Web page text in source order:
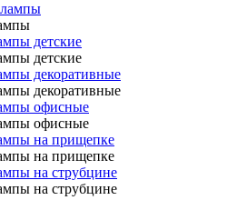
детские
детские
декоративные
декоративные
офисные
офисные
на прищепке
на прищепке
на струбцине
на струбцине